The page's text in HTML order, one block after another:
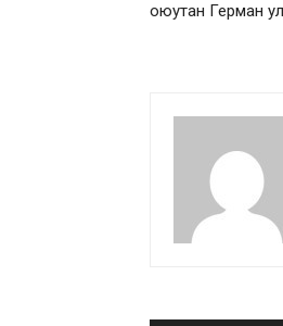
оюутан Герман